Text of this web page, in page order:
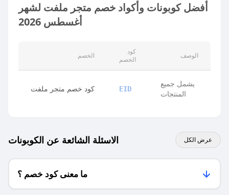
أفضل كوبونات وأكواد خصم متجر ملفت لشهر
أغسطس 2026
الخصم
كود
الخصم
الوصف
كود خصم متجر ملفت EID
يشمل جميع
المنتجات
الاسئلة الشائعة عن الكوبونات عرض الكل
ما معنى كود خصم ؟